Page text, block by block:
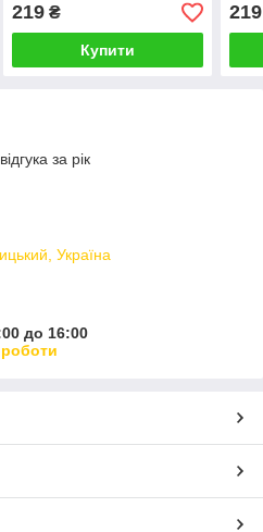
219₴
Купити
219
за рік
Україна
до 16:00